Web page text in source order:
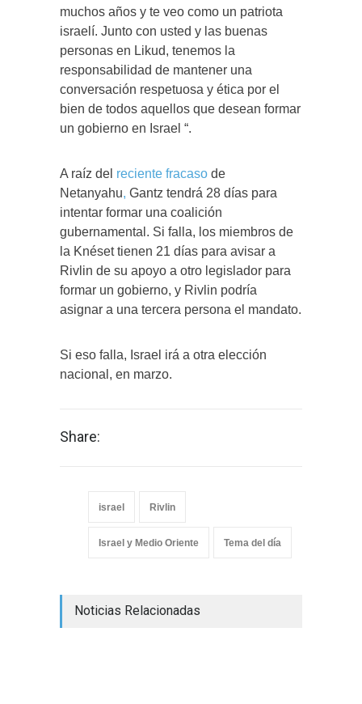
muchos años y te veo como un patriota
israelí. Junto con usted y las buenas
personas en Likud, tenemos la
responsabilidad de mantener una
conversación respetuosa y ética por el
bien de todos aquellos que desean formar
un gobierno en Israel “.
A raíz del reciente fracaso de
Netanyahu, Gantz tendrá 28 días para
intentar formar una coalición
gubernamental. Si falla, los miembros de
la Knéset tienen 21 días para avisar a
Rivlin de su apoyo a otro legislador para
formar un gobierno, y Rivlin podría
asignar a una tercera persona el mandato.
Si eso falla, Israel irá a otra elección
nacional, en marzo.
Share:
israel Rivlin
Israel y Medio Oriente Tema del día
Noticias Relacionadas